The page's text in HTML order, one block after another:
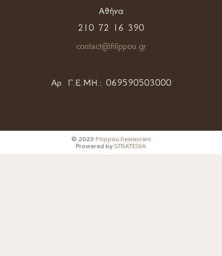
Αθήνα
210 72 16 390
contact@filippou.gr
Αρ. Γ.Ε.ΜΗ.: 069590503000
© 2023 Filippou Restaurant
Prowered by STRATEGIA